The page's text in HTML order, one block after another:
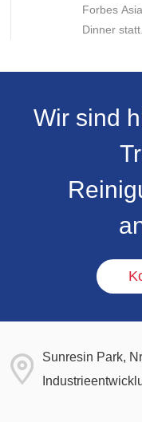
Forbes
Dinner
Sunresin,
2020
Wir sind
Sunresin Park,